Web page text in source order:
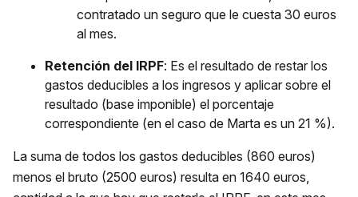
contratado un seguro que le cuesta 30 euros
al mes.
Retención del IRPF: Es el resultado de restar los
gastos deducibles a los ingresos y aplicar sobre el
resultado (base imponible) el porcentaje
correspondiente (en el caso de Marta es un 21 %).
La suma de todos los gastos deducibles (860 euros)
menos el bruto (2500 euros) resulta en 1640 euros,